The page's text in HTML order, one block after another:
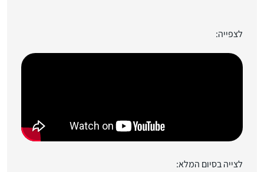
לצפייה:
לצייה בסיום המלא: